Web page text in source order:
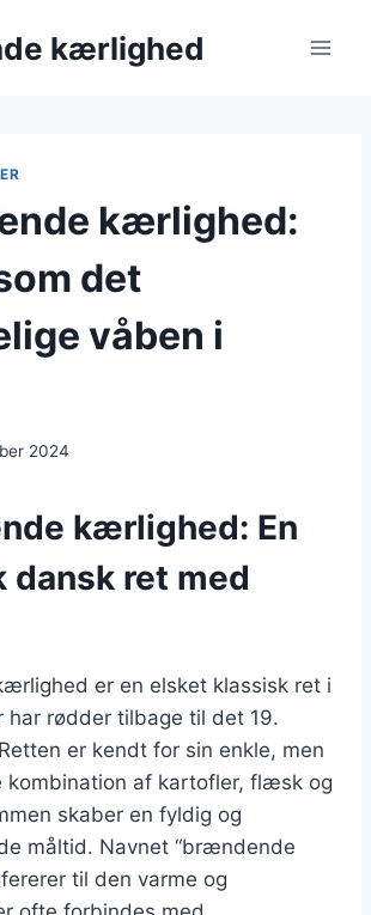
kærlighed
kærlighed:
det
våben i
2024
kærlighed: En
dansk ret med
er en elsket klassisk ret i
har rødder tilbage til det 19.
er kendt for sin enkle, men
kombination af kartofler, flæsk og
skaber en fyldig og
måltid. Navnet “brændende
til den varme og